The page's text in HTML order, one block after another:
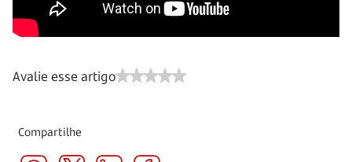
Avalie esse artigo
Compartilhe